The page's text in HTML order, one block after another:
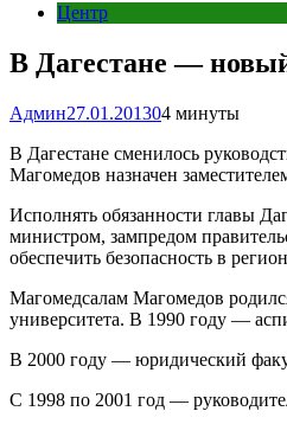
Центр
В Дагестане —
Админ27.01.201304 минуты
В Дагестане сменилось
Магомедов назначен
Исполнять обязанности главы
министром, зампредом
обеспечить безопасность в
Магомедсалам Магомедов
университета. В 1990 году —
В 2000 году — юридический
С 1998 по 2001 год —